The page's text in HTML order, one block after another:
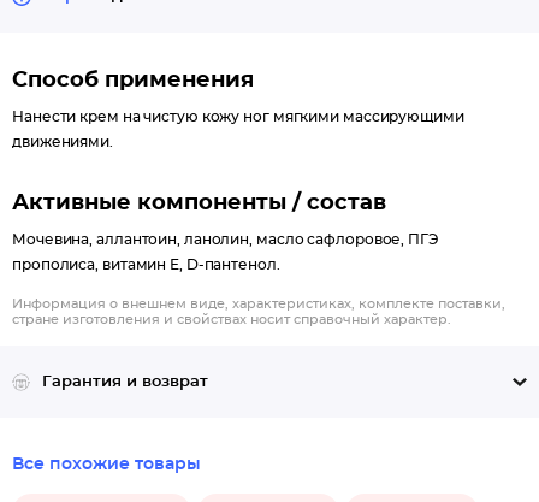
Способ применения
Нанести крем на чистую кожу ног мягкими массирующими
движениями.
Активные компоненты / состав
Мочевина, аллантоин, ланолин, масло сафлоровое, ПГЭ
прополиса, витамин Е, D-пантенол.
Информация о внешнем виде, характеристиках, комплекте поставки,
стране изготовления и свойствах носит справочный характер.
Гарантия и возврат
Все похожие товары